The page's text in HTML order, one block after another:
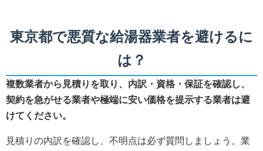
東京都で悪質な給湯器業者を避けるに
は？
複数業者から見積りを取り、内訳・資格・保証を確認し、
契約を急がせる業者や極端に安い価格を提示する業者は避
けてください。
見積りの内訳を確認し、不明点は必ず質問しましょう。業